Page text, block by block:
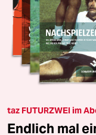
taz FUTURZWEI im
Endlich mal